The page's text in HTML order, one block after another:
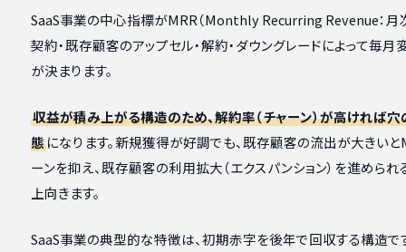
SaaS事業の中心指標がMRR（Monthly Recurring Revenue：月
契約・既存顧客のアップセル・解約・ダウングレードによって毎
が決まります。
収益が積み上がる構造のため、解約率（チャーン）が高ければ
態になります。新規獲得が好調でも、既存顧客の流出が大きいと
ーンを抑え、既存顧客の利用拡大（エクスパンション）を進めら
上向きます。
SaaS事業の典型的な特徴は、初期赤字を後年で回収する構造です